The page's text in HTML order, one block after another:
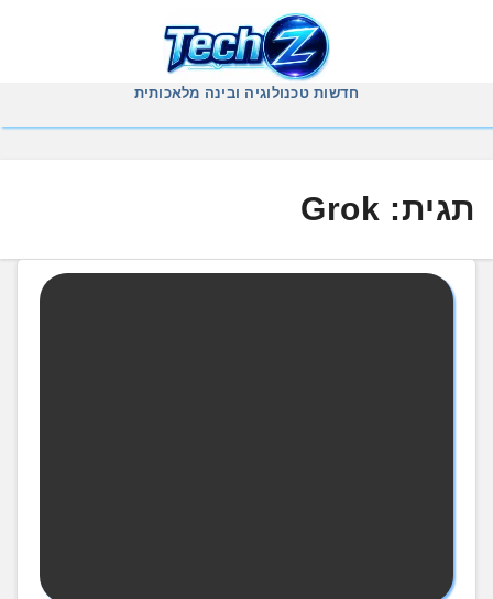
חדשות טכנולוגיה ובינה מלאכותית
תגית: Grok